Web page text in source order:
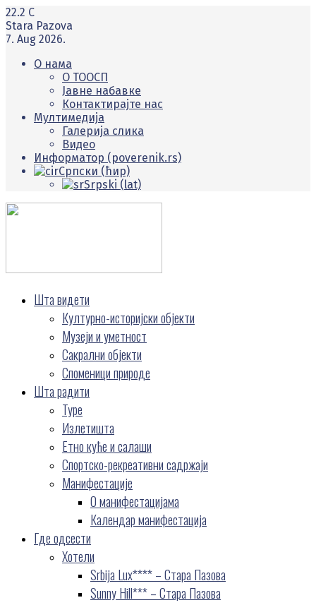
22.2 C
Stara Pazova
7. Aug 2026.
О нама
O ТООСП
Јавне набавке
Контактирајте нас
Мултимедија
Галерија слика
Видео
Информатор (poverenik.rs)
Српски (ћир)
Srpski (lat)
Шта видети
Културно-историјски објекти
Музеји и уметност
Сакрални објекти
Споменици природе
Шта радити
Туре
Излетишта
Етно куће и салаши
Спортско-рекреативни садржаји
Манифестације
О манифестацијама
Календар манифестација
Где одсести
Хотели
Srbija Lux**** – Стара Пазова
Sunny Hill*** – Стара Пазова